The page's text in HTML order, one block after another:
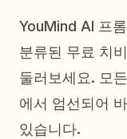
프롬프트
가격
YouMind AI 프
분류된 무료 치
둘러보세요. 모
에서 엄선되어
있습니다.